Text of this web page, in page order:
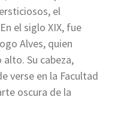
el
el siglo XIX, fue
Alves, quien
Su cabeza,
verse en la Facultad
oscura de la